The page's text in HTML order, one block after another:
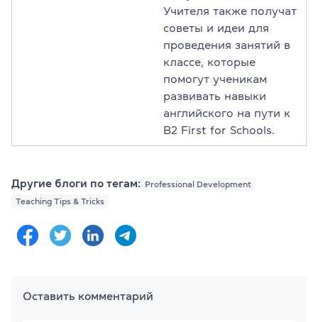
Учителя также получат
советы и идеи для
проведения занятий в
классе, которые
помогут ученикам
развивать навыки
английского на пути к
B2 First for Schools.
Другие блоги по тегам: Professional Development
Teaching Tips & Tricks
Оставить комментарий